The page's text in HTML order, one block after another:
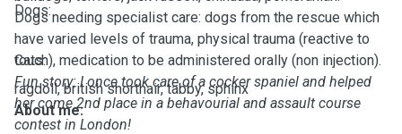
Dogs:
Dogs needing specialist care: dogs from the rescue which
have varied levels of trauma, physical trauma (reactive to
touch), medication to be administered orally (non injection).
Fun story: I once took care of a cocker spaniel and helped
her come 2nd place in a behavourial and assault course
contest in London!
Cats:
ragdoll, british shorthair, tabby, sphinx
About me: